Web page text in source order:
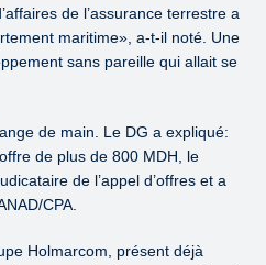
de l’assurance terrestre a
maritime», a-t-il noté. Une
sans pareille qui allait se
de main. Le DG a expliqué:
de plus de 800 MDH, le
de l’appel d’offres et a
CPA.
Holmarcom, présent déjà